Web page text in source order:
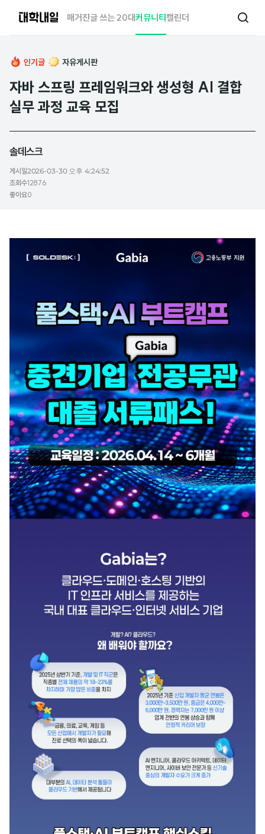
매거진글 쓰는 20대커뮤니티캘린더
검
인기글 자유게시판
자바 스프링 프레임워크와 생성형 AI 결합
실무 과정 교육 모집
솔데스크
게시일2026-03-30 오후 4:24:52
조회수12876
좋아요0